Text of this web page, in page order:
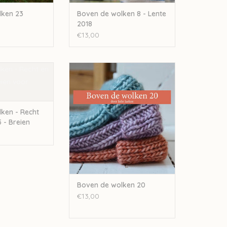
23
Boven de wolken 8 - Lente
2018
€13,00
- Recht
- Breien
Julija Boven de wolken 20
TOEVOEGEN AAN WINKELWAGEN
Boven de wolken 20
€13,00